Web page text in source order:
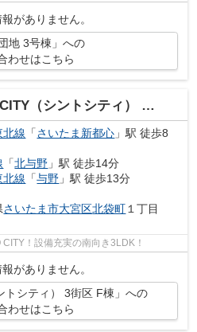
がありません。
地 3号棟」への
わせはこちら
（シントシティ） 3街区 F棟
北線 「さいたま新都心 」駅 徒歩8
「北与野 」駅 徒歩14分
北線 「与野 」駅 徒歩13分
さいたま市大宮区北袋町１丁目
！設備充実の南向き3LDK！
がありません。
トシティ） 3街区 F棟」への
わせはこちら